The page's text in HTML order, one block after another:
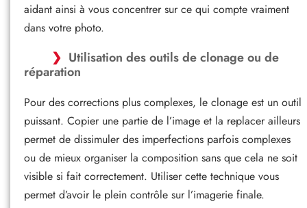
aidant ainsi à vous concentrer sur ce qui compte vraiment
dans votre photo.
Utilisation des outils de clonage ou de
réparation
Pour des corrections plus complexes, le clonage est un outil
puissant. Copier une partie de l’image et la replacer ailleurs
permet de dissimuler des imperfections parfois complexes
ou de mieux organiser la composition sans que cela ne soit
visible si fait correctement. Utiliser cette technique vous
permet d’avoir le plein contrôle sur l’imagerie finale.